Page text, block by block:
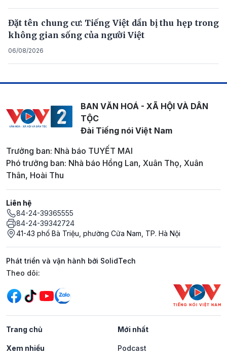
Đặt tên chung cư: Tiếng Việt dần bị thu hẹp trong
không gian sống của người Việt
06/08/2026
BAN VĂN HOÁ - XÃ HỘI VÀ DÂN
TỘC
Đài Tiếng nói Việt Nam
Trưởng ban: Nhà báo TUYẾT MAI
Phó trưởng ban: Nhà báo Hồng Lan, Xuân Thọ, Xuân
Thân, Hoài Thu
Liên hệ
84-24-39365555
84-24-39342724
41-43 phố Bà Triệu, phường Cửa Nam, TP. Hà Nội
Phát triển và vận hành bởi SolidTech
Mạng xã hội
Theo dõi:
Trang chủ Mới nhất
Xem nhiều Podcast